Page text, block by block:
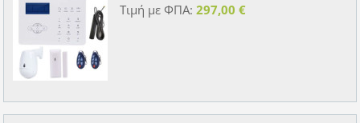
Τιμή με ΦΠΑ: 297,00 €